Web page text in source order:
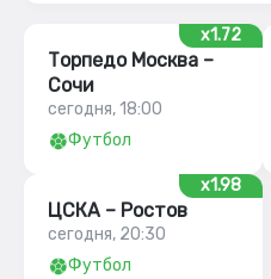
x1.72
Торпедо Москва –
Сочи
сегодня, 18:00
Футбол
x1.98
ЦСКА – Ростов
сегодня, 20:30
Футбол